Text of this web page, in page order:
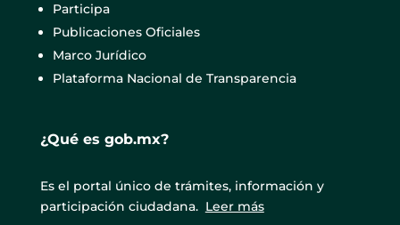
Participa
Publicaciones Oficiales
Marco Jurídico
Plataforma Nacional de Transparencia
¿Qué es gob.mx?
Es el portal único de trámites, información y
participación ciudadana. Leer más